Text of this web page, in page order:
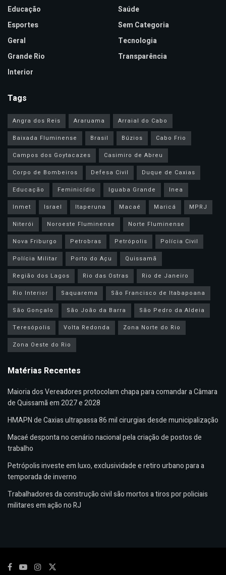
Educação
Esportes
Geral
Grande Rio
Interior
Saúde
Sem Categoria
Tecnologia
Transparência
Tags
Angra dos Reis Araruama
Arraial do Cabo
Baixada Fluminense
Brasil Búzios
Cabo Frio
Campos dos Goytacazes
Casimiro de Abreu
Corpo de Bombeiros
Defesa Civil
Duque de Caxias
Educação
Feminicídio Iguaba Grande
Inea
Inmet
Israel Itaperuna Macaé Maricá
MPRJ
Niterói
Noroeste Fluminense
Norte Fluminense
Nova Friburgo
Petrobras Petrópolis
Polícia Civil
Polícia Militar
Porto do Açu
Quissamã
Região dos Lagos
Rio das Ostras
Rio de Janeiro
Rio Interior
Saquarema
São Francisco de Itabapoana
São Gonçalo
São João da Barra
São Pedro da Aldeia
Teresópolis
Volta Redonda
Zona Norte do Rio
Zona Oeste do Rio
Matérias Recentes
Maioria dos Vereadores protocolam chapa para comandar a Câmara
de Quissamã em 2027 e 2028
HMAPN de Caxias ultrapassa 86 mil cirurgias desde municipalização
Macaé desponta no cenário nacional pela criação de postos de
trabalho
Petrópolis investe em luxo, exclusividade e retiro urbano para a
temporada de inverno
Trabalhadores da construção civil são mortos a tiros por policiais
militares em ação no RJ